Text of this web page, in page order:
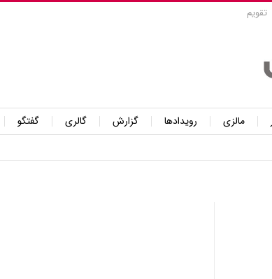
تقویم
مالزی رویدادها گزارش گالری گفتگو